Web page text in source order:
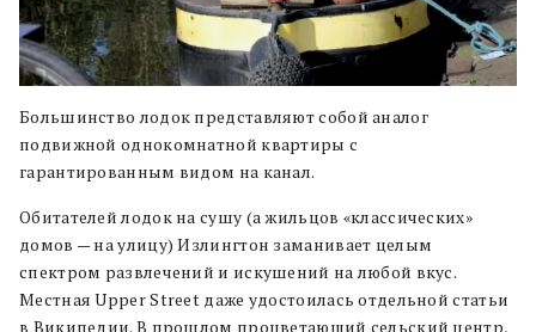
Большинство лодок представляют собой аналог
подвижной однокомнатной квартиры с
гарантированным видом на канал.
Обитателей лодок на сушу (а жильцов «классических»
домов — на улицу) Излингтон заманивает целым
спектром развлечений и искушений на любой вкус.
Местная Upper Street даже удостоилась отдельной статьи
в Википедии. В прошлом процветающий сельский центр,